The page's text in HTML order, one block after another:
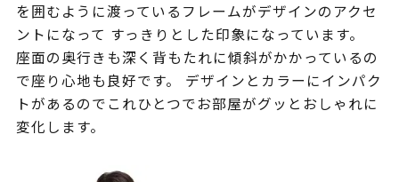
を囲むように渡っているフレームがデザインのアクセ
ントになって すっきりとした印象になっています。
座面の奥行きも深く背もたれに傾斜がかかっているの
で座り心地も良好です。 デザインとカラーにインパク
トがあるのでこれひとつでお部屋がグッとおしゃれに
変化します。